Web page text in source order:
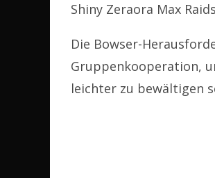
Shiny Zeraora Max
Die Bowser-
Gruppenkooperation,
leichter zu bewältigen